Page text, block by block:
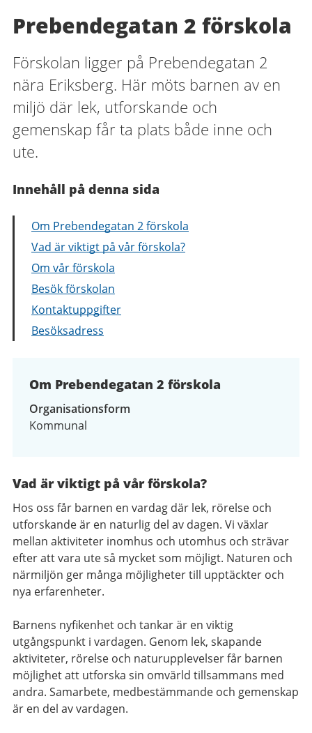
Prebendegatan 2 förskola
Förskolan ligger på Prebendegatan 2
nära Eriksberg. Här möts barnen av en
miljö där lek, utforskande och
gemenskap får ta plats både inne och
ute.
Innehåll på denna sida
Om Prebendegatan 2 förskola
Vad är viktigt på vår förskola?
Om vår förskola
Besök förskolan
Kontaktuppgifter
Besöksadress
Om Prebendegatan 2 förskola
Organisationsform
Kommunal
Vad är viktigt på vår förskola?
Hos oss får barnen en vardag där lek, rörelse och
utforskande är en naturlig del av dagen. Vi växlar
mellan aktiviteter inomhus och utomhus och strävar
efter att vara ute så mycket som möjligt. Naturen och
närmiljön ger många möjligheter till upptäckter och
nya erfarenheter.
Barnens nyfikenhet och tankar är en viktig
utgångspunkt i vardagen. Genom lek, skapande
aktiviteter, rörelse och naturupplevelser får barnen
möjlighet att utforska sin omvärld tillsammans med
andra. Samarbete, medbestämmande och gemenskap
är en del av vardagen.